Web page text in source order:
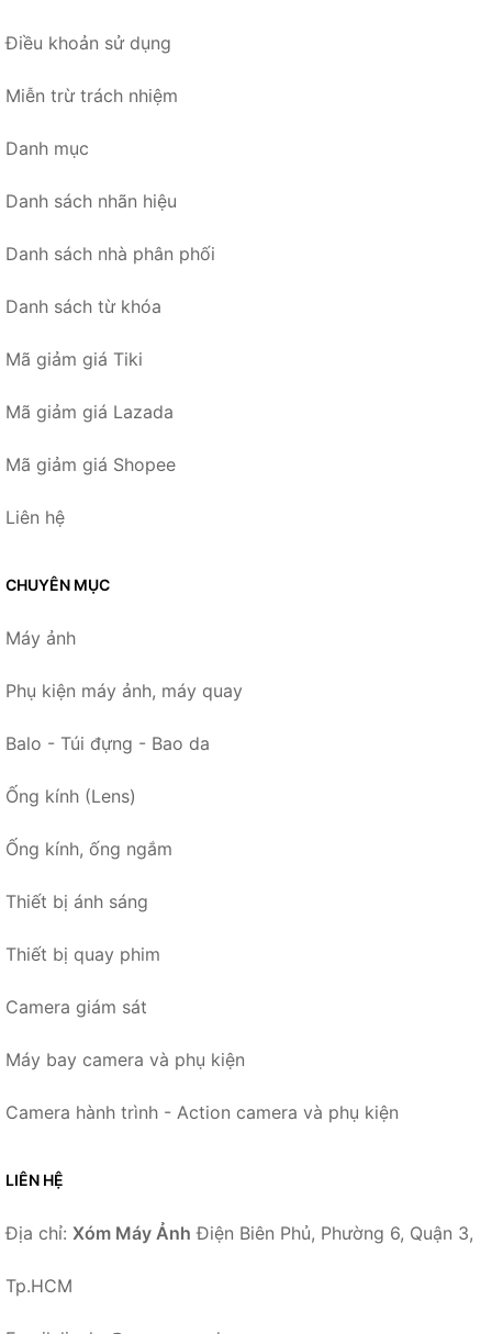
Điều khoản sử dụng
Miễn trừ trách nhiệm
Danh mục
Danh sách nhãn hiệu
Danh sách nhà phân phối
Danh sách từ khóa
Mã giảm giá Tiki
Mã giảm giá Lazada
Mã giảm giá Shopee
Liên hệ
CHUYÊN MỤC
Máy ảnh
Phụ kiện máy ảnh, máy quay
Balo - Túi đựng - Bao da
Ống kính (Lens)
Ống kính, ống ngắm
Thiết bị ánh sáng
Thiết bị quay phim
Camera giám sát
Máy bay camera và phụ kiện
Camera hành trình - Action camera và phụ kiện
LIÊN HỆ
Địa chỉ: Xóm Máy Ảnh Điện Biên Phủ, Phường 6, Quận 3,
Tp.HCM